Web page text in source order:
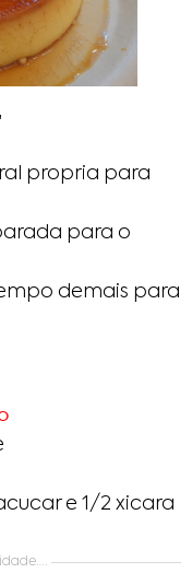
propria para
para o
demais para
e 1/2 xicara